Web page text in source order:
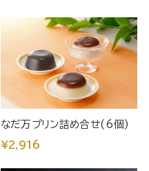
なだ万プリン詰め合せ(6個)
¥2,916